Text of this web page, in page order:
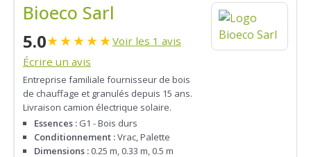
Bioeco Sarl
5.0★★★★★Voir les 1 avis
Écrire un avis
Entreprise familiale fournisseur de bois
de chauffage et granulés depuis 15 ans.
Livraison camion électrique solaire.
Essences : G1 - Bois durs
Conditionnement :Vrac, Palette
Dimensions : 0.25 m, 0.33 m, 0.5 m